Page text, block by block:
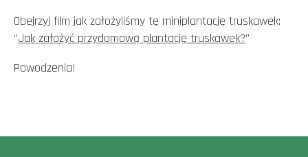
Obejrzyj film jak założyliśmy tę miniplantację truskawek:
"Jak założyć przydomową plantację truskawek?"
Powodzenia!